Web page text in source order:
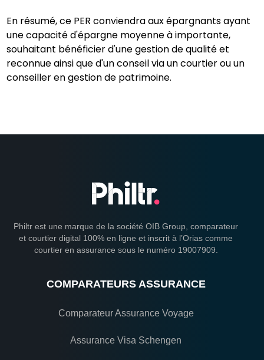
En résumé, ce PER conviendra aux épargnants ayant
une capacité d'épargne moyenne à importante,
souhaitant bénéficier d'une gestion de qualité et
reconnue ainsi que d'un conseil via un courtier ou un
conseiller en gestion de patrimoine.
Philtr est une marque de la société OIB Group, comparateur
et courtier digital 100% en ligne et inscrit à l’Orias comme
courtier en assurance sous le numéro 19007909.
COMPARATEURS ASSURANCE
Comparateur Assurance Voyage
Assurance Visa Schengen